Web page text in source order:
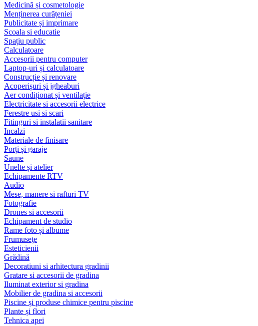
Medicină și cosmetologie
Menținerea curățeniei
Publicitate și imprimare
Scoala si educatie
Spațiu public
Calculatoare
Accesorii pentru computer
Laptop-uri și calculatoare
Construcție și renovare
Acoperișuri și jgheaburi
Aer condiționat și ventilație
Electricitate si accesorii electrice
Ferestre usi si scari
Fitinguri si instalatii sanitare
Incalzi
Materiale de finisare
Porți și garaje
Saune
Unelte și atelier
Echipamente RTV
Audio
Mese, manere si rafturi TV
Fotografie
Drones si accesorii
Echipament de studio
Rame foto și albume
Frumuseţe
Esteticienii
Grădină
Decoratiuni si arhitectura gradinii
Gratare si accesorii de gradina
Iluminat exterior si gradina
Mobilier de gradina si accesorii
Piscine și produse chimice pentru piscine
Plante și flori
Tehnica apei